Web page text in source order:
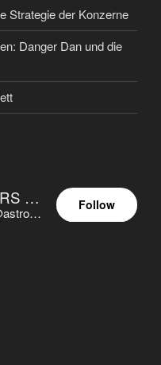
Strategie der Konzerne
Danger Dan und die
ASTROCOHORS EUNOIA ULTIMA
@astrocohors.eu@astrocohors.eu
Follow